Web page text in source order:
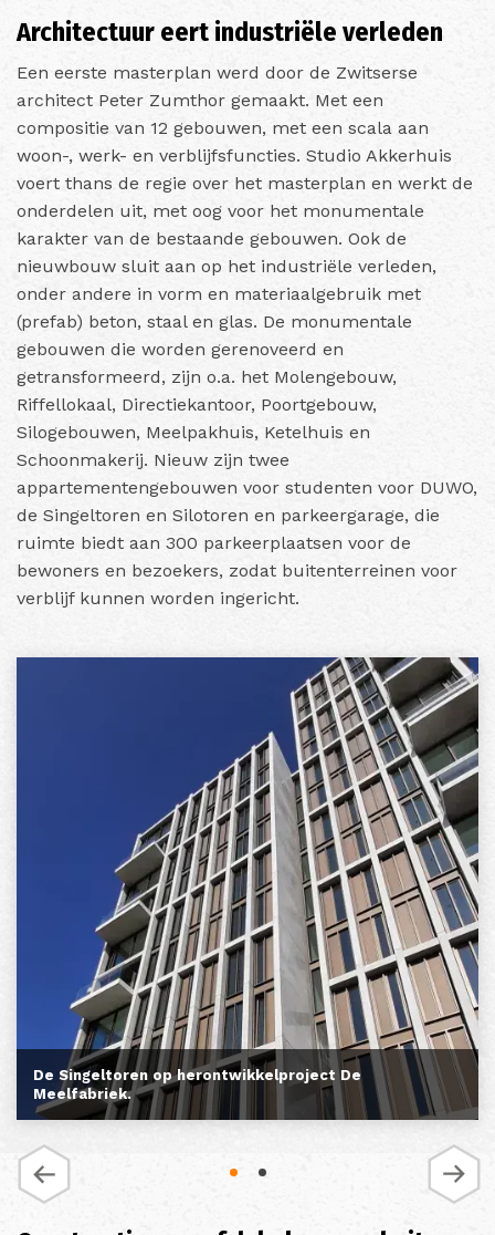
Architectuur eert industriële verleden
Een eerste masterplan werd door de Zwitserse
architect Peter Zumthor gemaakt. Met een
compositie van 12 gebouwen, met een scala aan
woon-, werk- en verblijfsfuncties. Studio Akkerhuis
voert thans de regie over het masterplan en werkt de
onderdelen uit, met oog voor het monumentale
karakter van de bestaande gebouwen. Ook de
nieuwbouw sluit aan op het industriële verleden,
onder andere in vorm en materiaalgebruik met
(prefab) beton, staal en glas. De monumentale
gebouwen die worden gerenoveerd en
getransformeerd, zijn o.a. het Molengebouw,
Riffellokaal, Directiekantoor, Poortgebouw,
Silogebouwen, Meelpakhuis, Ketelhuis en
Schoonmakerij. Nieuw zijn twee
appartementengebouwen voor studenten voor DUWO,
de Singeltoren en Silotoren en parkeergarage, die
ruimte biedt aan 300 parkeerplaatsen voor de
bewoners en bezoekers, zodat buitenterreinen voor
verblijf kunnen worden ingericht.
De Singeltoren op herontwikkelproject De
Meelfabriek.